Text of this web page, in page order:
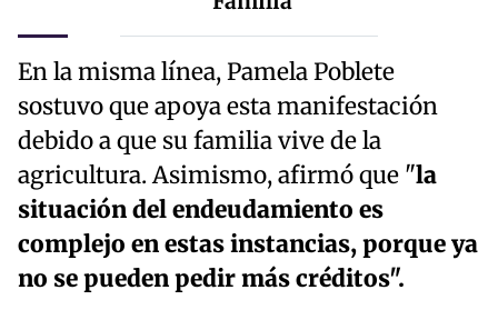
En la misma línea, Pamela Poblete
sostuvo que apoya esta manifestación
debido a que su familia vive de la
agricultura. Asimismo, afirmó que "la
situación del endeudamiento es
complejo en estas instancias, porque ya
no se pueden pedir más créditos".